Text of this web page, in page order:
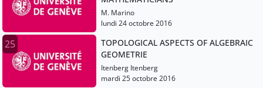
M. Marino
lundi 24 octobre 2016
25
TOPOLOGICAL ASPECTS OF ALGEBRAIC
GEOMETRIE
Itenberg Itenberg
mardi 25 octobre 2016